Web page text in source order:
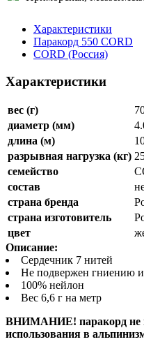
Характеристики
Паракорд 550 CORD
CORD (Россия)
Характеристики
вес (г)
диаметр (мм)
длина (м)
разрывная нагрузка (кг)
семейство
состав
страна бренда
страна изготовитель
цвет
Описание:
Сердечник 7 нитей
Не подвержен гниению
100% нейлон
Вес 6,6 г на метр
ВНИМАНИЕ! паракорд не
использования в